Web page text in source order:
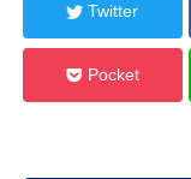
Twitter
Pocket